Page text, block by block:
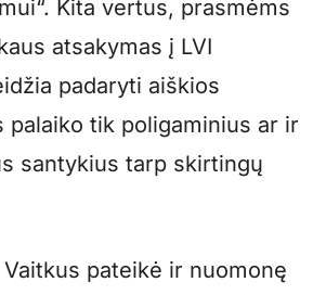
Kita vertus, prasmėms
atsakymas į LVI
padaryti aiškios
palaiko tik poligaminius ar ir
santykius tarp skirtingų
Vaitkus pateikė ir nuomonę